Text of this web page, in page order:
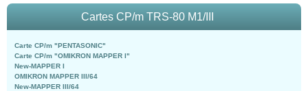
Cartes CP/m TRS-80 M1/III
Carte CP/m "PENTASONIC"
Carte CP/m "OMIKRON MAPPER I"
New-MAPPER I
OMIKRON MAPPER III/64
New-MAPPER III/64